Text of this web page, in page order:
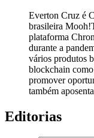
Everton Cruz é
brasileira
plataforma
durante a
vários produtos
blockchain
promover
também
Editorias